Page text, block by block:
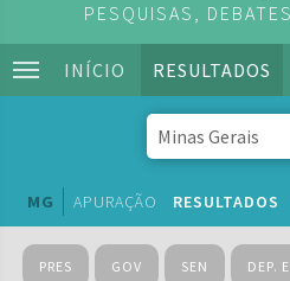
PESQUISAS,
INÍCIO RESULTADOS
MG APURAÇÃO RESULTADOS
PRES GOV SEN DEP.